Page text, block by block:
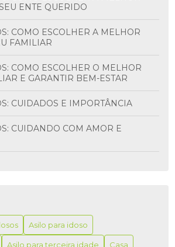
ENTE QUERIDO
FAMILIAR
E GARANTIR BEM-ESTAR
CUIDADOS E IMPORTÂNCIA
NA TERCEIRA IDADE
Asilo para idoso
Asilo para terceira idade Casa